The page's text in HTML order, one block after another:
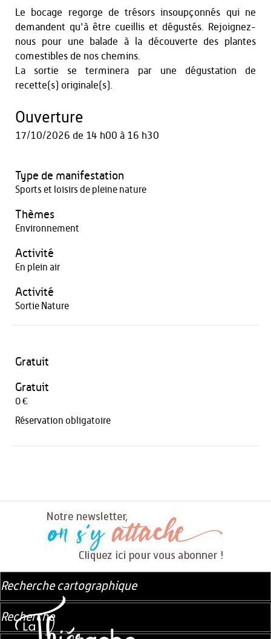
Le bocage regorge de trésors insoupçonnés qui ne
demandent qu'à être cueillis et dégustés. Rejoignez-
nous pour une balade à la découverte des plantes
comestibles de nos chemins.
La sortie se terminera par une dégustation de
recette(s) originale(s).
Ouverture
17/10/2026 de 14 h00 à 16 h30
Type de manifestation
Sports et loisirs de pleine nature
Thèmes
Environnement
Activité
En plein air
Activité
Sortie Nature
Gratuit
Gratuit
0 €
Réservation obligatoire
Recherche cartographique
Recherche